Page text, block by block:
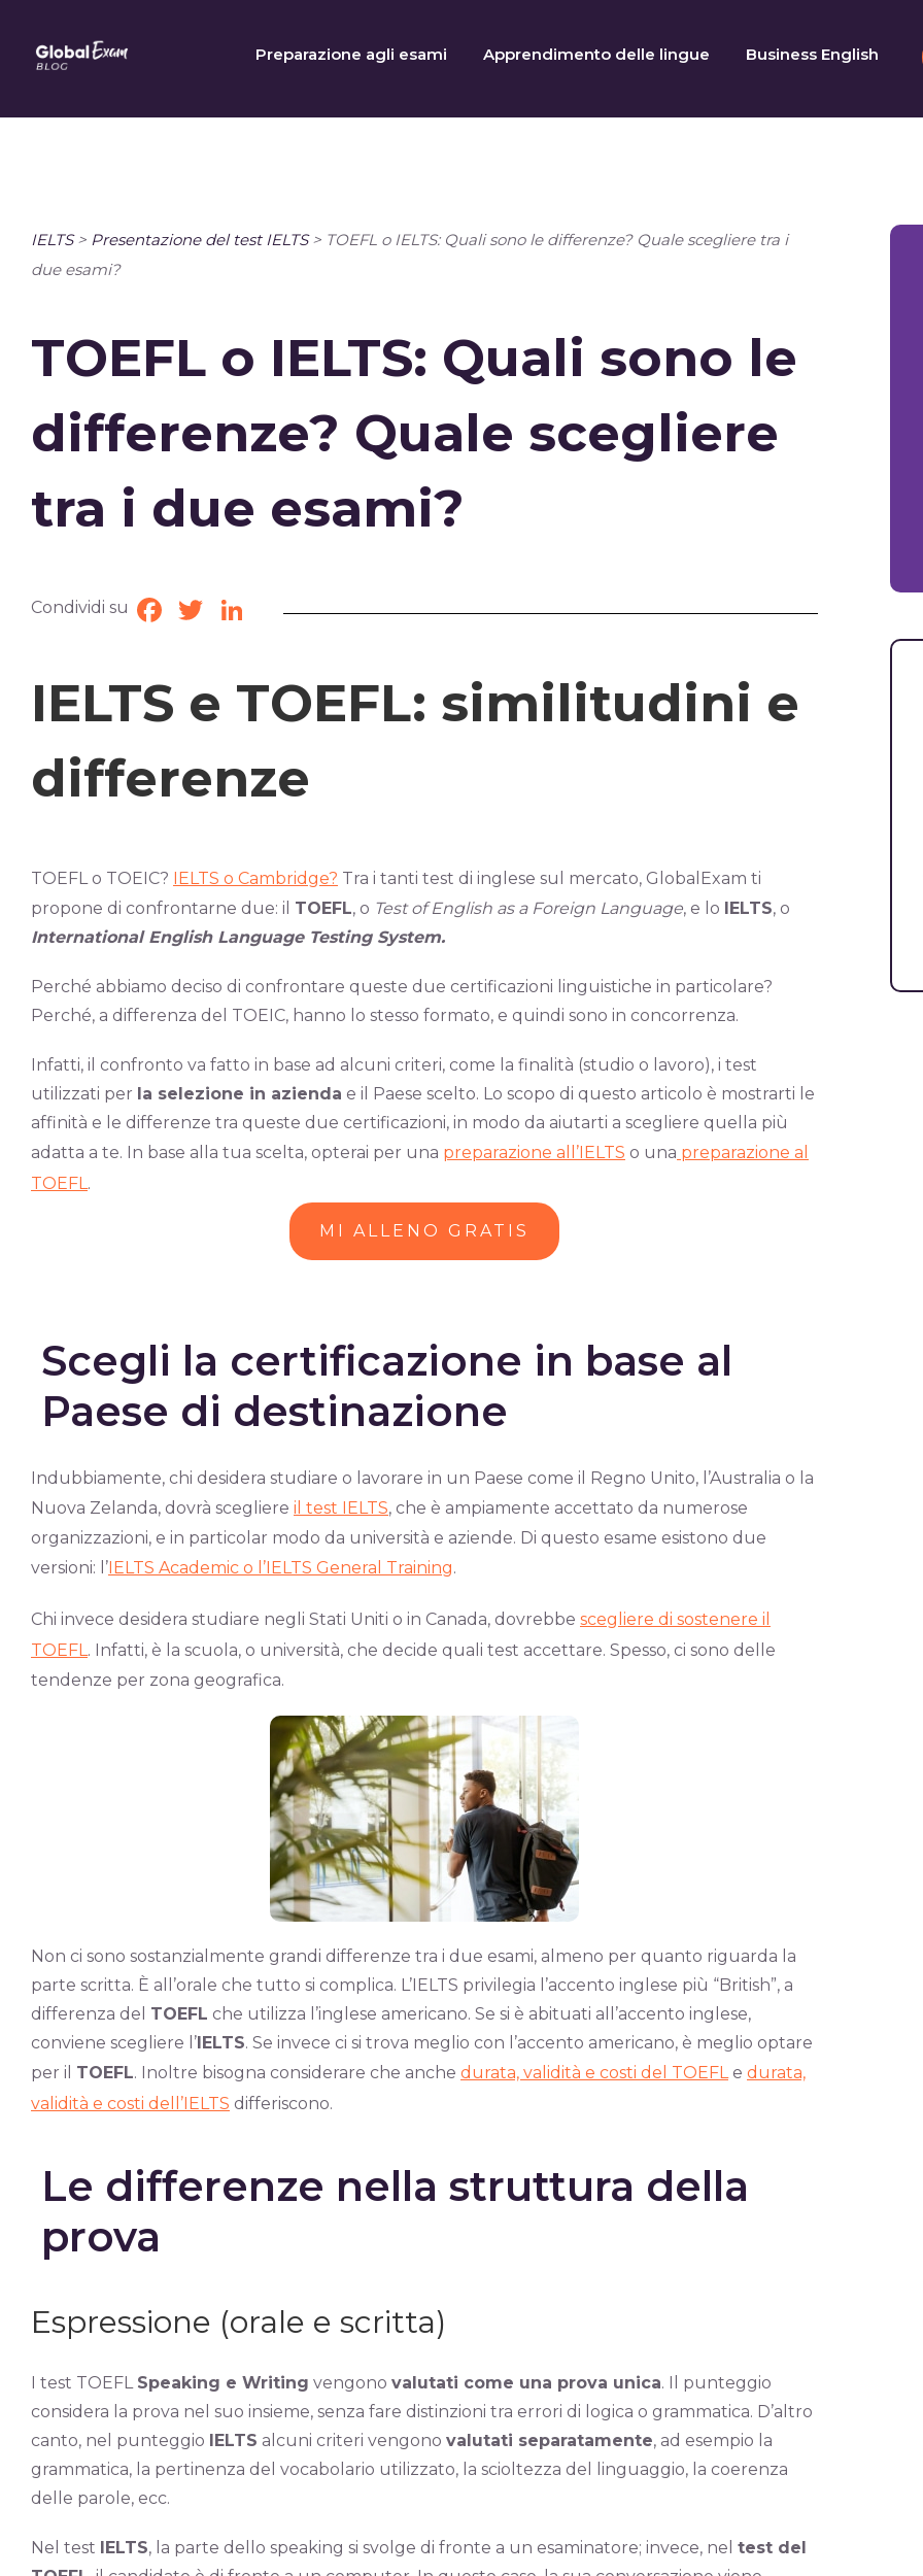
content
Preparazione agli esami Apprendimento delle lingue Business English
IELTS> Presentazione del test IELTS> TOEFL o IELTS: Quali sono le differenze? Quale scegliere tra i
due esami?
TOEFL o IELTS: Quali sono le
differenze? Quale scegliere
tra i due esami?
Condividi su Facebook
TwitterLinkedIn
IELTS e TOEFL: similitudini e
differenze
TOEFL o TOEIC? IELTS o Cambridge? Tra i tanti test di inglese sul mercato, GlobalExam ti
propone di confrontarne due: il TOEFL, o Test of English as a Foreign Language, e lo IELTS, o
International English Language Testing System.
Perché abbiamo deciso di confrontare queste due certificazioni linguistiche in particolare?
Perché, a differenza del TOEIC, hanno lo stesso formato, e quindi sono in concorrenza.
Infatti, il confronto va fatto in base ad alcuni criteri, come la finalità (studio o lavoro), i test
utilizzati per la selezione in azienda e il Paese scelto. Lo scopo di questo articolo è mostrarti le
affinità e le differenze tra queste due certificazioni, in modo da aiutarti a scegliere quella più
adatta a te. In base alla tua scelta, opterai per una preparazione all’IELTS o una preparazione al
TOEFL.
MI ALLENO GRATIS
Scegli la certificazione in base al
Paese di destinazione
Indubbiamente, chi desidera studiare o lavorare in un Paese come il Regno Unito, l’Australia o la
Nuova Zelanda, dovrà scegliere il test IELTS, che è ampiamente accettato da numerose
organizzazioni, e in particolar modo da università e aziende. Di questo esame esistono due
versioni: l’IELTS Academic o l’IELTS General Training.
Chi invece desidera studiare negli Stati Uniti o in Canada, dovrebbe scegliere di sostenere il
TOEFL. Infatti, è la scuola, o università, che decide quali test accettare. Spesso, ci sono delle
tendenze per zona geografica.
Non ci sono sostanzialmente grandi differenze tra i due esami, almeno per quanto riguarda la
parte scritta. È all’orale che tutto si complica. L’IELTS privilegia l’accento inglese più “British”, a
differenza del TOEFL che utilizza l’inglese americano. Se si è abituati all’accento inglese,
conviene scegliere l’IELTS. Se invece ci si trova meglio con l’accento americano, è meglio optare
per il TOEFL. Inoltre bisogna considerare che anche durata, validità e costi del TOEFLe durata,
validità e costi dell’IELTS differiscono.
Le differenze nella struttura della
prova
Espressione (orale e scritta)
I test TOEFL Speaking e Writing vengono valutati come una prova unica. Il punteggio
considera la prova nel suo insieme, senza fare distinzioni tra errori di logica o grammatica. D’altro
canto, nel punteggio IELTS alcuni criteri vengono valutati separatamente, ad esempio la
grammatica, la pertinenza del vocabolario utilizzato, la scioltezza del linguaggio, la coerenza
delle parole, ecc.
Nel test IELTS, la parte dello speaking si svolge di fronte a un esaminatore; invece, nel test del